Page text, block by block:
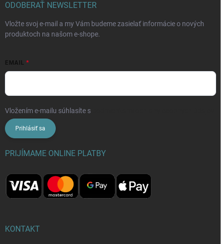
ODOBERAŤ NEWSLETTER
Vložte svoj e-mail a my Vám budeme zasielať informácie o nových
produktoch na našom e-shope.
EMAIL
Vložením e-mailu súhlasíte s
Prihlásiť sa
PRIJÍMAME ONLINE PLATBY
KONTAKT